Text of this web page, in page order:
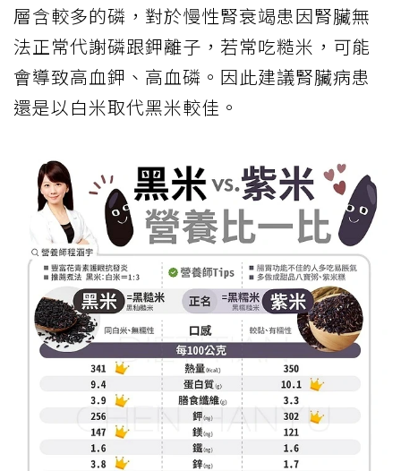
層含較多的磷，對於慢性腎衰竭患因腎臟無
法正常代謝磷跟鉀離子，若常吃糙米，可能
會導致高血鉀、高血磷。因此建議腎臟病患
還是以白米取代黑米較佳。